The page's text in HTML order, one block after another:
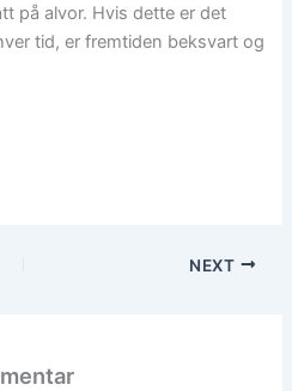
på alvor. Hvis dette er det
tid, er fremtiden beksvart og
NEXT